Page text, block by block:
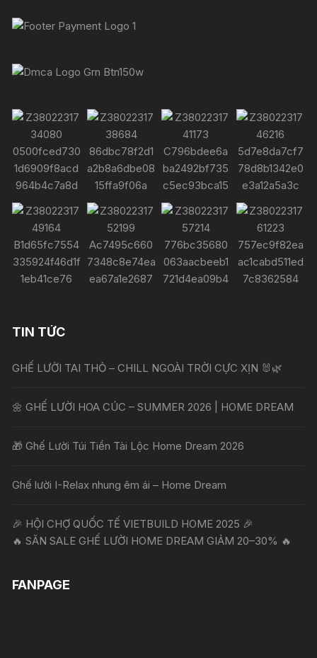
TIN TỨC
GHẾ LƯỜI TAI THỎ – CHILL NGOÀI TRỜI CỰC XỊN 🐰🌿
🌼 GHẾ LƯỜI HOA CÚC – SUMMER 2026 | HOME DREAM
🎁 Ghế Lười Túi Tiền Tài Lộc Home Dream 2026
Ghế lười I-Relax nhung êm ái – Home Dream
🎉 HỘI CHỢ QUỐC TẾ VIETBUILD HOME 2025 🎉
🔥 SĂN SALE GHẾ LƯỜI HOME DREAM GIẢM 20–30% 🔥
FANPAGE